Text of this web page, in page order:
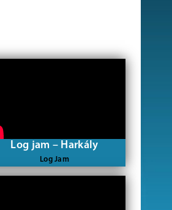
Log jam – Harkály
Log Jam